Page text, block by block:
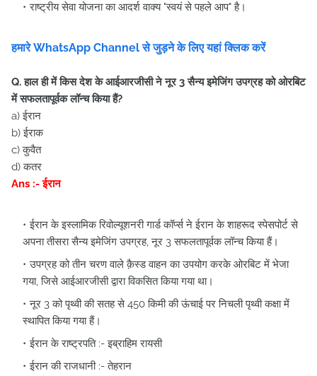
राष्ट्रीय सेवा योजना का आदर्श वाक्य "स्वयं से पहले आप" है।
हमारे WhatsApp Channel से जुड़ने के लिए यहां क्लिक करें
Q. हाल ही में किस देश के आईआरजीसी ने नूर 3 सैन्य इमेजिंग उपग्रह को ओरबिट
में सफलतापूर्वक लॉन्च किया हैं?
a) ईरान
b) ईराक
c) कुवैत
d) कतर
Ans :- ईरान
ईरान के इस्लामिक रिवोल्यूशनरी गार्ड कॉर्प्स ने ईरान के शाहरूद स्पेसपोर्ट से
अपना तीसरा सैन्य इमेजिंग उपग्रह, नूर 3 सफलतापूर्वक लॉन्च किया हैं।
उपग्रह को तीन चरण वाले क़ैस्ड वाहन का उपयोग करके ओरबिट में भेजा
गया, जिसे आईआरजीसी द्वारा विकसित किया गया था।
नूर 3 को पृथ्वी की सतह से 450 किमी की ऊंचाई पर निचली पृथ्वी कक्षा में
स्थापित किया गया हैं।
ईरान के राष्ट्रपति :- इब्राहिम रायसी
ईरान की राजधानी :- तेहरान